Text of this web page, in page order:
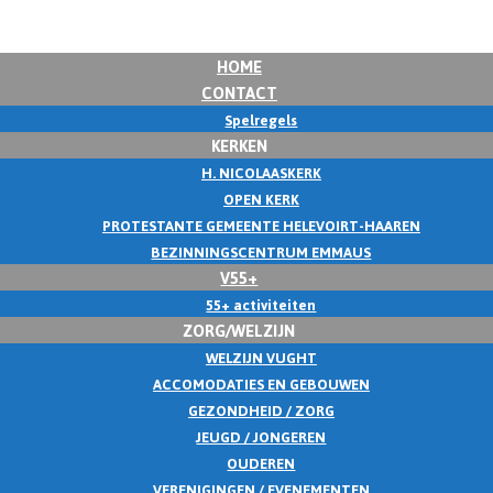
HOME
CONTACT
Spelregels
KERKEN
H. NICOLAASKERK
OPEN KERK
PROTESTANTE GEMEENTE HELEVOIRT-HAAREN
BEZINNINGSCENTRUM EMMAUS
V55+
55+ activiteiten
ZORG/WELZIJN
WELZIJN VUGHT
ACCOMODATIES EN GEBOUWEN
GEZONDHEID / ZORG
JEUGD / JONGEREN
OUDEREN